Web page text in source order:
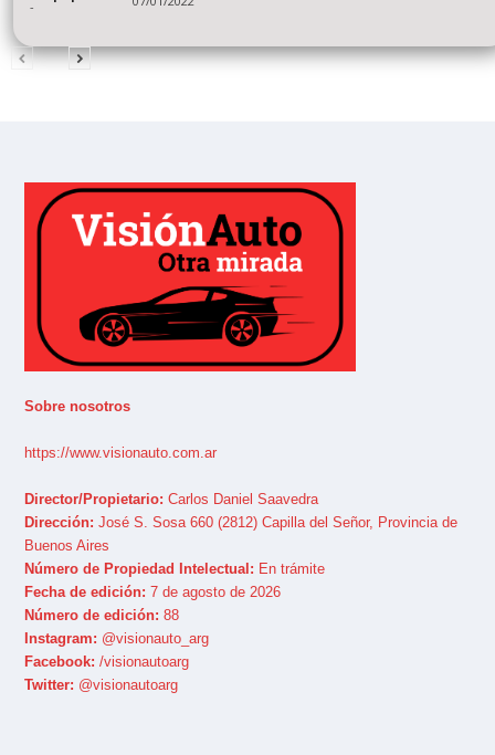
-
Sobre nosotros
https://www.visionauto.com.ar
Director/Propietario: Carlos Daniel Saavedra
Dirección: José S. Sosa 660 (2812) Capilla del Señor, Provincia de
Buenos Aires
Número de Propiedad Intelectual: En trámite
Fecha de edición: 7 de agosto de 2026
Número de edición: 88
Instagram: @visionauto_arg
Facebook: /visionautoarg
Twitter: @visionautoarg